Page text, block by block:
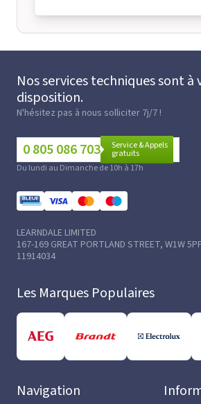
Nos services techniques sont à
disposition.
N'hésitez pas à nous solliciter 7j/7 !
0 805 086 703 Service & Appels
gratuits
Du lundi au Dimanche de 10h à 17h
LEARNDALE LIMITED
167-169 GREAT PORTLAND STREET, W1W 5PF
11914034
Les Marques Populaires
Navigation